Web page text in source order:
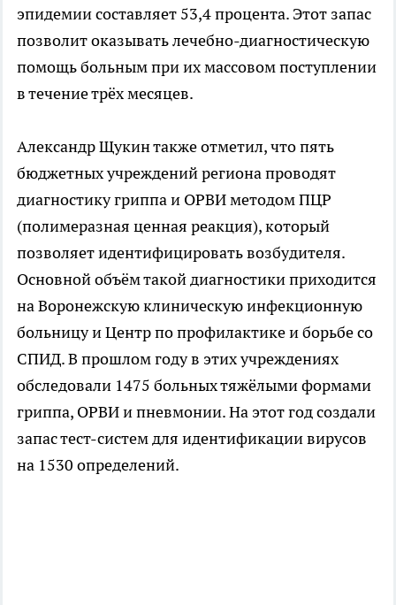
эпидемии составляет 53,4 процента. Этот запас
позволит оказывать лечебно-диагностическую
помощь больным при их массовом поступлении
в течение трёх месяцев.
Александр Щукин также отметил, что пять
бюджетных учреждений региона проводят
диагностику гриппа и ОРВИ методом ПЦР
(полимеразная ценная реакция), который
позволяет идентифицировать возбудителя.
Основной объём такой диагностики приходится
на Воронежскую клиническую инфекционную
больницу и Центр по профилактике и борьбе со
СПИД. В прошлом году в этих учреждениях
обследовали 1475 больных тяжёлыми формами
гриппа, ОРВИ и пневмонии. На этот год создали
запас тест-систем для идентификации вирусов
на 1530 определений.